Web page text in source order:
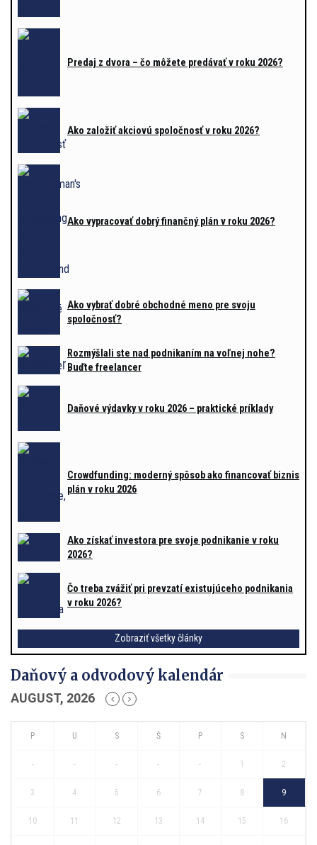
Predaj z dvora – čo môžete predávať v roku 2026?
Ako založiť akciovú spoločnosť v roku 2026?
Ako vypracovať dobrý finančný plán v roku 2026?
Ako vybrať dobré obchodné meno pre svoju
spoločnosť?
Rozmýšlali ste nad podnikaním na voľnej nohe?
Buďte freelancer
Daňové výdavky v roku 2026 – praktické príklady
Crowdfunding: moderný spôsob ako financovať biznis
plán v roku 2026
Ako získať investora pre svoje podnikanie v roku
2026?
Čo treba zvážiť pri prevzatí existujúceho podnikania
v roku 2026?
Zobraziť všetky články
Daňový a odvodový kalendár
AUGUST, 2026
- - - - - 1 2
3 4 5 6 7 8 9
10 11 12 13 14 15 16